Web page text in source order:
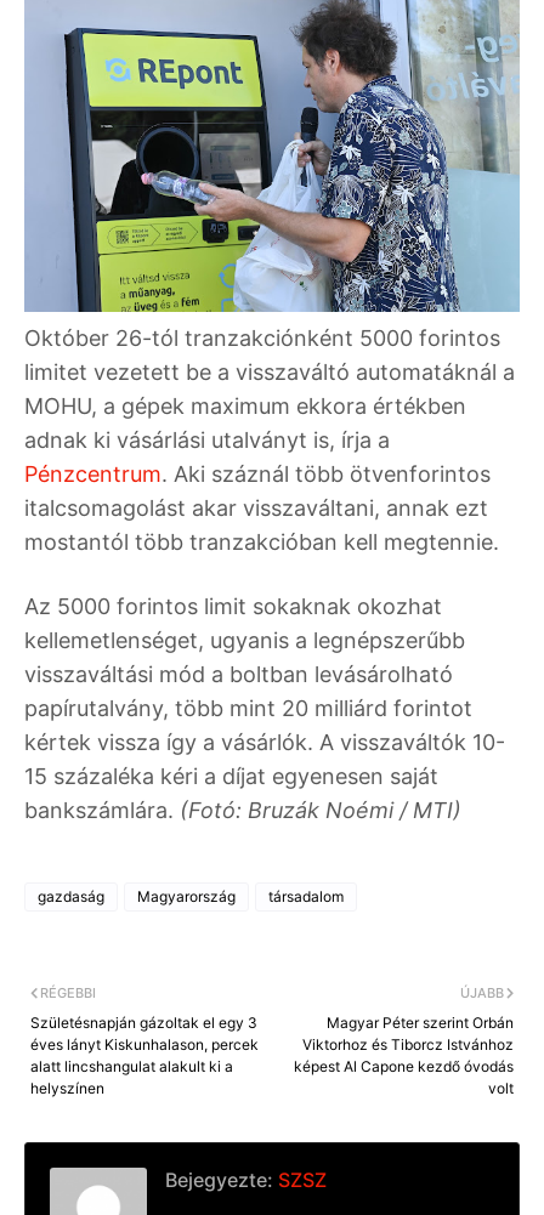
Október 26-tól tranzakciónként 5000 forintos
limitet vezetett be a visszaváltó automatáknál a
MOHU, a gépek maximum ekkora értékben
adnak ki vásárlási utalványt is, írja a
Pénzcentrum. Aki száznál több ötvenforintos
italcsomagolást akar visszaváltani, annak ezt
mostantól több tranzakcióban kell megtennie.
Az 5000 forintos limit sokaknak okozhat
kellemetlenséget, ugyanis a legnépszerűbb
visszaváltási mód a boltban levásárolható
papírutalvány, több mint 20 milliárd forintot
kértek vissza így a vásárlók. A visszaváltók 10-
15 százaléka kéri a díjat egyenesen saját
bankszámlára. (Fotó: Bruzák Noémi / MTI)
gazdaság Magyarország társadalom
ÚJABB
Magyar Péter szerint Orbán
Viktorhoz és Tiborcz Istvánhoz
képest Al Capone kezdő óvodás
volt
RÉGEBBI
Születésnapján gázoltak el egy 3
éves lányt Kiskunhalason, percek
alatt lincshangulat alakult ki a
helyszínen
Bejegyezte: SZSZ